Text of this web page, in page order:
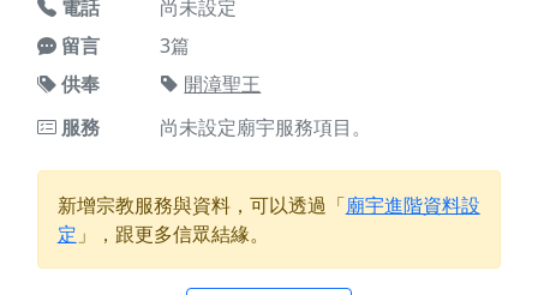
電話
尚未設定
留言
3篇
供奉
開漳聖王
服務
尚未設定廟宇服務項目。
新增宗教服務與資料，可以透過「廟宇進階資料設
定 」，跟更多信眾結緣。